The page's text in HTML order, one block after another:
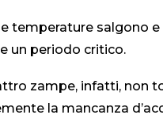
le temperature salgono
un periodo critico.
zampe, infatti, non
la mancanza